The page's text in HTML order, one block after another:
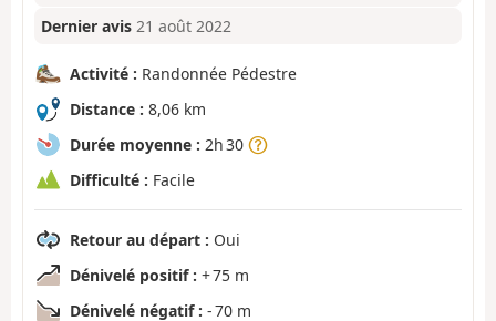
Dernier avis 21 août 2022
Activité : Randonnée Pédestre
Distance : 8,06 km
Durée moyenne : 2h 30
Difficulté : Facile
Retour au départ : Oui
Dénivelé positif : + 75 m
Dénivelé négatif : - 70 m